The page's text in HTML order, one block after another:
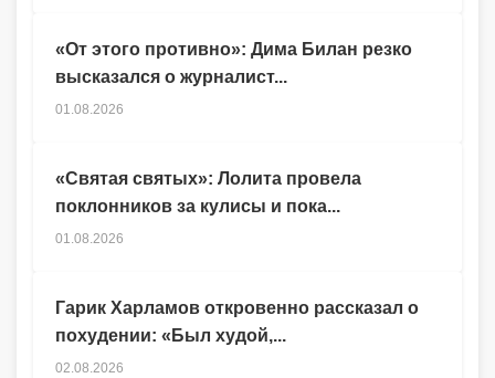
Гарик Харламов откровенно рассказал о
похудении: «Был худой,...
02.08.2026
«От этого противно»: Дима Билан резко
высказался о журналист...
01.08.2026
«Святая святых»: Лолита провела
поклонников за кулисы и пока...
01.08.2026